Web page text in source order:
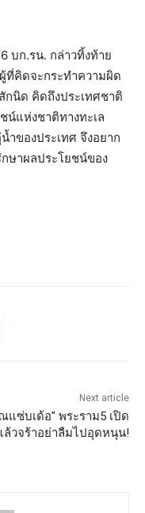
บก.รน. กล่าวทิ้งท้าย
ที่คิดจะกระทำความผิด
นิด คิดถึงประเทศชาติ
น์แห่งชาติทางทะเล
ำของประเทศ จึงอยาก
ษาผลประโยชน์ของ
Next article
แซ่บเด้อ" พระราม5 เปิด
ล้วจร้าอย่าลืมไปอุดหนุน!